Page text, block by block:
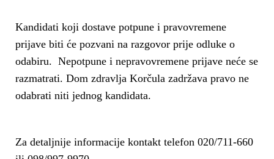
Kandidati koji dostave potpune i pravovremene
prijave biti će pozvani na razgovor prije odluke o
odabiru. Nepotpune i nepravovremene prijave neće se
razmatrati. Dom zdravlja Korčula zadržava pravo ne
odabrati niti jednog kandidata.
Za detaljnije informacije kontakt telefon 020/711-660